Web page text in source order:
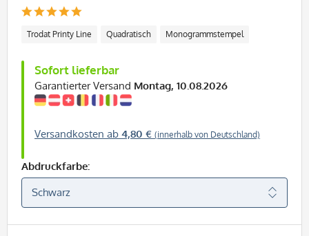
Trodat Printy Line Quadratisch Monogrammstempel
Sofort lieferbar
Garantierter Versand Montag, 10.08.2026
Versandkosten ab 4,80 € (innerhalb von Deutschland)
Abdruckfarbe: